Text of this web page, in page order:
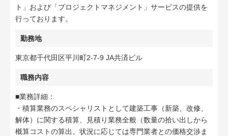
ト」および「プロジェクトマネジメント」サービスの提供を
行っております。
勤務地
東京都千代田区平川町2-7-9 JA共済ビル
職務内容
■業務詳細：
・積算業務のスペシャリストとして建築工事（新築、改修、
解体）に関する積算、見積り業務全般（数量の拾い出しから
概算コストの算出、状況に応じては専門業者との価格交渉ま